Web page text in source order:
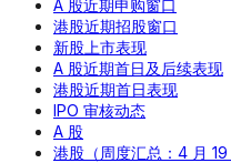
A 股近期申购窗口
港股近期招股窗口
新股上市表现
A 股近期首日及后续表现
港股近期首日表现
IPO 审核动态
A 股
港股（周度汇总：4 月 19